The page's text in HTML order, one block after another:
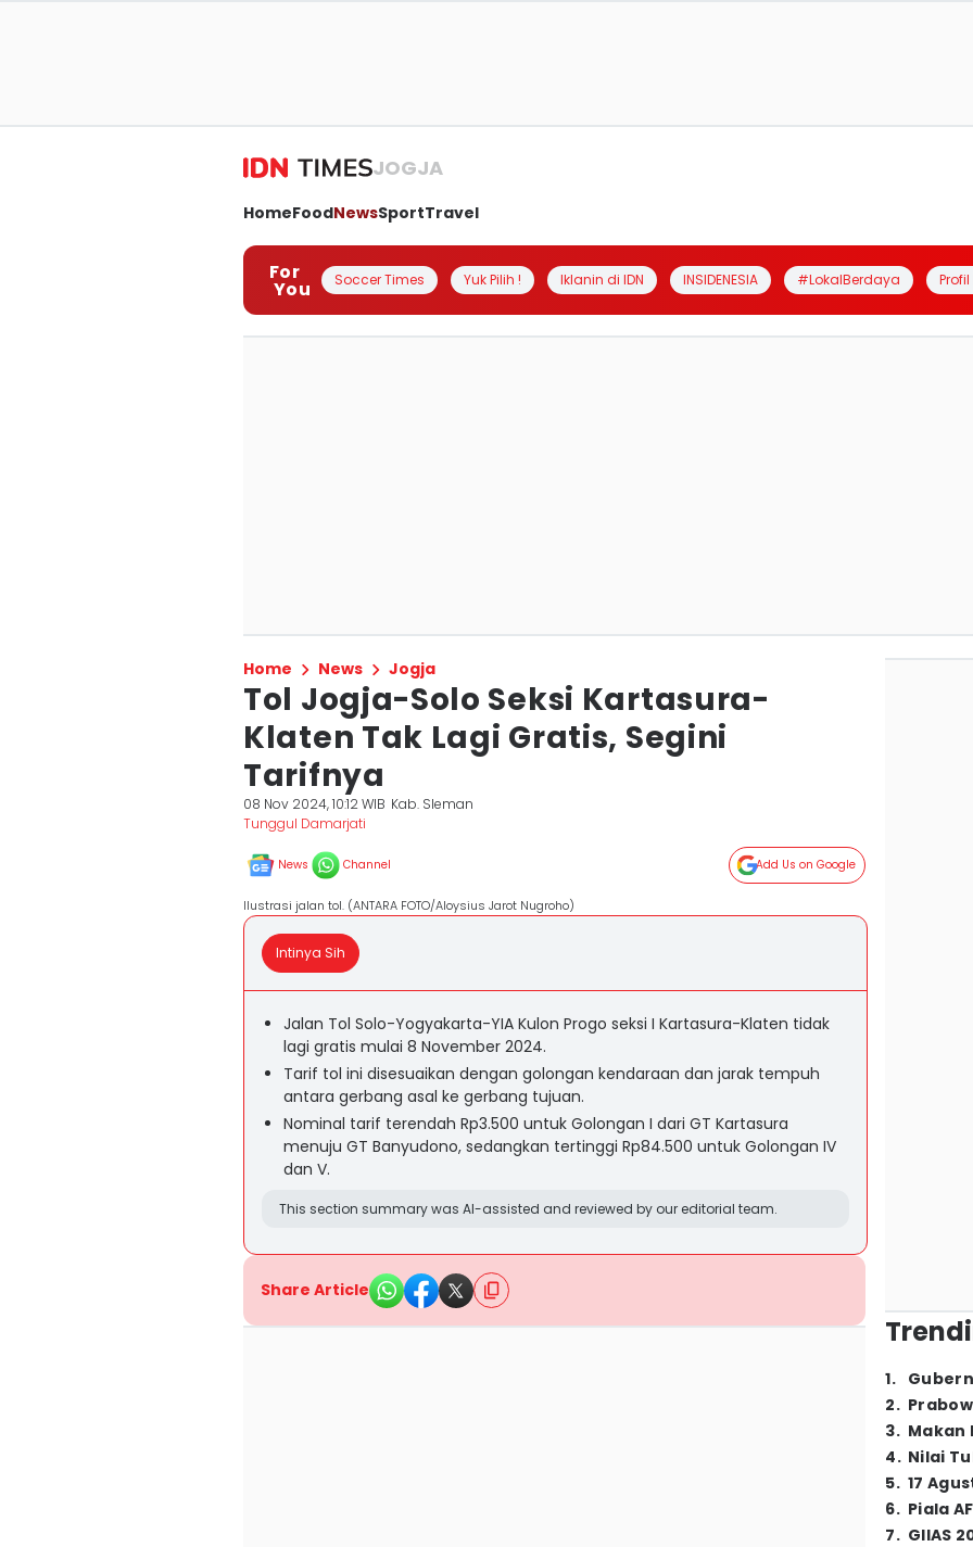
JOGJA
HomeFoodNewsSportTravel
For
You Soccer Times Yuk Pilih ! Iklanin di IDN INSIDENESIA #LokalBerdaya
Home News Jogja
Tol Jogja-Solo Seksi Kartasura-
Klaten Tak Lagi Gratis, Segini
Tarifnya
08 Nov 2024, 10:12 WIB Kab. Sleman
Tunggul Damarjati
News Channel Add Us on Google
Ilustrasi jalan tol. (ANTARA FOTO/Aloysius Jarot Nugroho)
Intinya Sih
Jalan Tol Solo-Yogyakarta-YIA Kulon Progo seksi I Kartasura-Klaten tidak
lagi gratis mulai 8 November 2024.
Tarif tol ini disesuaikan dengan golongan kendaraan dan jarak tempuh
antara gerbang asal ke gerbang tujuan.
Nominal tarif terendah Rp3.500 untuk Golongan I dari GT Kartasura
menuju GT Banyudono, sedangkan tertinggi Rp84.500 untuk Golongan IV
dan V.
This section summary was AI-assisted and reviewed by our editorial team.
Share Article
1.
2.
3. Makan
4. Nilai
5. 17
6. Piala
7. GIIAS